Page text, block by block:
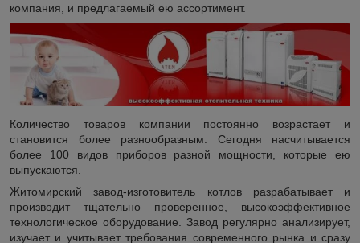
компания, и предлагаемый ею ассортимент.
Количество товаров компании постоянно возрастает и
становится более разнообразным. Сегодня насчитывается
более 100 видов приборов разной мощности, которые ею
выпускаются.
Житомирский завод-изготовитель котлов разрабатывает и
производит тщательно проверенное, высокоэффективное
технологическое оборудование. Завод регулярно анализирует,
изучает и учитывает требования современного рынка и сразу